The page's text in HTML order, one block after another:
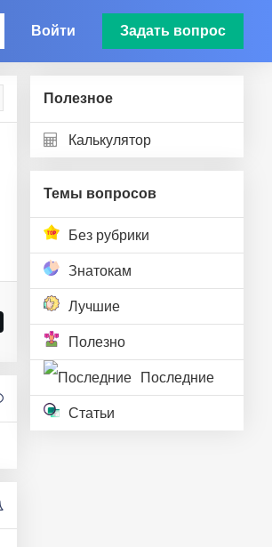
Войти Задать вопрос
Полезное
Калькулятор
Темы вопросов
Без рубрики
Знатокам
Лучшие
Полезно
Последние
Статьи